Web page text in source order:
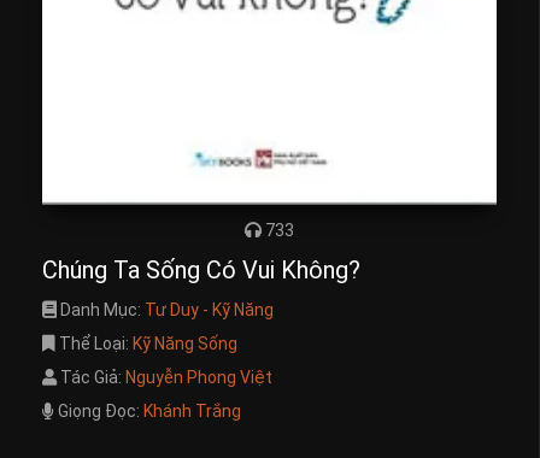
733
Chúng Ta Sống Có Vui Không?
Danh Mục: Tư Duy - Kỹ Năng
Thể Loại: Kỹ Năng Sống
Tác Giả: Nguyễn Phong Việt
Giọng Đọc: Khánh Trắng